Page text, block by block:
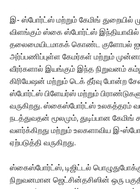
இ- ஸ்போர்ட்ஸ் மற்றும் கேமிங் துறையில்
விளங்கும் ஸ்கை ஸ்போர்ட்ஸ்
தலைமையிடமாகக் கொண்ட குளோபல்
அர்ப்பணிப்புள்ள கேமர்கள் மற்றும்
வீரர்களால் இயங்கும் இந்த நிறுவனம்
கிரியேஷன் மற்றும் டெக் தீர்வு போன்ற
ஸ்போர்ட்ஸ் பிளேயர்ஸ் மற்றும்
வருகிறது. ஸ்கைஸ்போர்ட்ஸ் உலகத்தரம்
நடத்துவதன் மூலமும், துடிப்பான
வளர்க்கிறது மற்றும் உலகளாவிய இ-
ஏற்படுத்தி வருகிறது.
ஸ்கைஸ்போர்ட்ஸ், டிஜிட்டல்
நிறுவனமான ஜெட்சின்தசிஸின் ஒரு